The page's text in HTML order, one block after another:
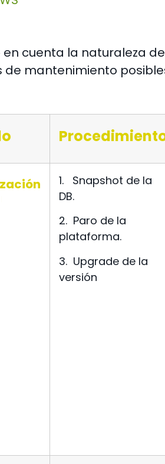
en cuenta la naturaleza
de mantenimiento
1.
Snapshot de la
DB.
2. Paro de la
plataforma.
3. Upgrade de la
versión